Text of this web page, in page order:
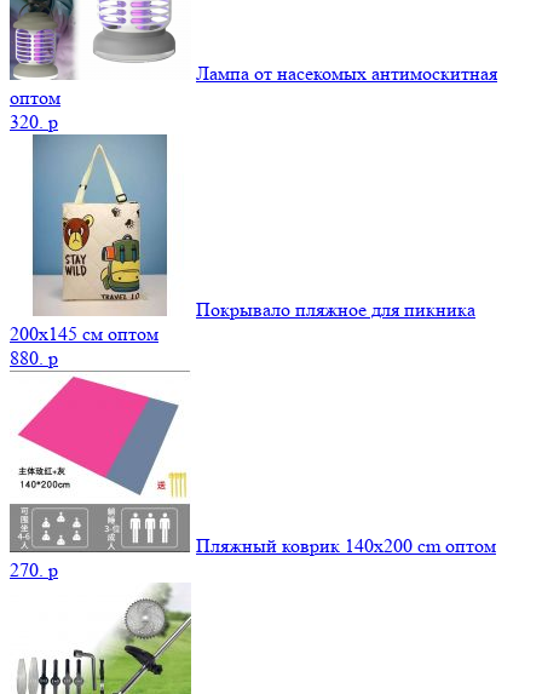
Лампа от насекомых антимоскитная
оптом
320. p
Покрывало пляжное для пикника
200х145 см оптом
880. p
Пляжный коврик 140х200 cm оптом
270. p